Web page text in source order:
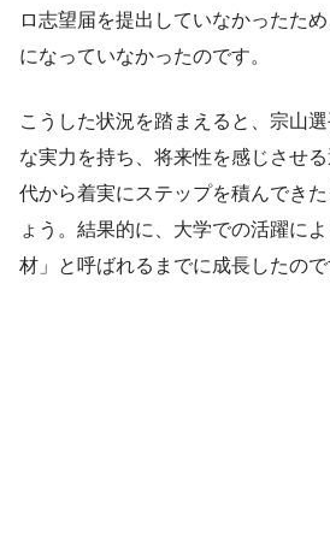
ロ志望届を提出していなかったた
になっていなかったのです。
こうした状況を踏まえると、宗山
な実力を持ち、将来性を感じさせ
代から着実にステップを積んでき
ょう。結果的に、大学での活躍に
材」と呼ばれるまでに成長したので